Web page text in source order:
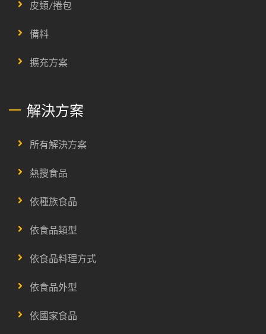
皮類/捲包
備料
擴充方案
解決方案
所有解決方案
熱搜食品
依種族食品
依食品類型
依食品料理方式
依食品外型
依國家食品